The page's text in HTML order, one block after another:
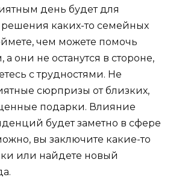
день будет для
каких-то семейных
чем можете помочь
они не останутся в стороне,
с трудностями. Не
сюрпризы от близких,
подарки. Влияние
будет заметно в сфере
вы заключите какие-то
или найдете новый